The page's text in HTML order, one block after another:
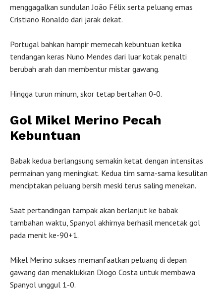
menggagalkan sundulan João Félix serta peluang emas
Cristiano Ronaldo dari jarak dekat.
Portugal bahkan hampir memecah kebuntuan ketika
tendangan keras Nuno Mendes dari luar kotak penalti
berubah arah dan membentur mistar gawang.
Hingga turun minum, skor tetap bertahan 0-0.
Gol Mikel Merino Pecah
Kebuntuan
Babak kedua berlangsung semakin ketat dengan intensitas
permainan yang meningkat. Kedua tim sama-sama kesulitan
menciptakan peluang bersih meski terus saling menekan.
Saat pertandingan tampak akan berlanjut ke babak
tambahan waktu, Spanyol akhirnya berhasil mencetak gol
pada menit ke-90+1.
Mikel Merino sukses memanfaatkan peluang di depan
gawang dan menaklukkan Diogo Costa untuk membawa
Spanyol unggul 1-0.